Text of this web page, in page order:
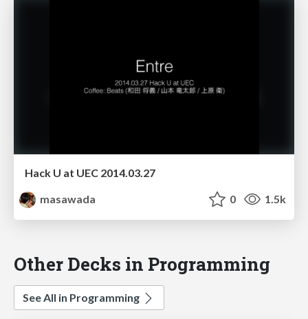
Hack U at UEC 2014.03.27
masawada
0 1.5k
Other Decks in Programming
See All in Programming